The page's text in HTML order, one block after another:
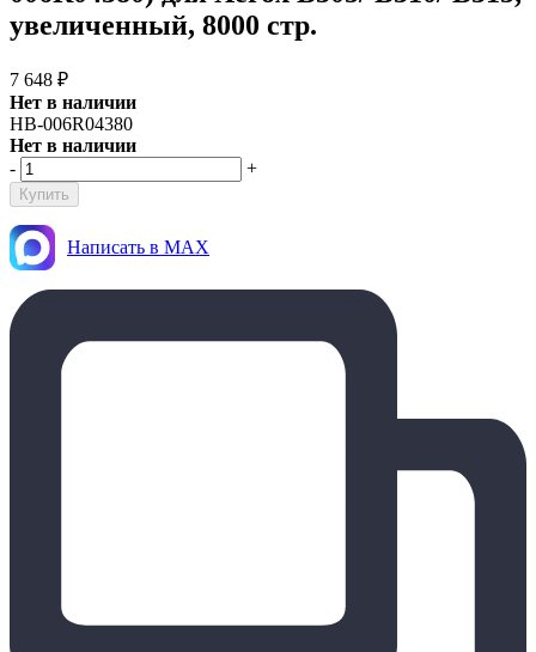
увеличенный, 8000 стр.
7 648 ₽
Нет в наличии
HB-006R04380
Нет в наличии
-
+
Написать в MAX